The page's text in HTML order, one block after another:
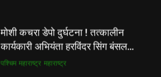
ठाणे-पालघर जिल्हा बँक कर्मचाऱ्यांना
दिवाळी गिफ्ट; २०% बोनसला संचालक
मंडळाची मंजुरी
ताज्या बातम्या महाराष्ट्र
शिळगावच्या पोलीस पाटलांचे निधन;
समाजसेवेचा आधारवड हरपला!
मुंबई / कोकण